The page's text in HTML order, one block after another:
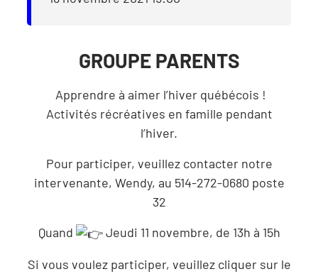
GROUPE PARENTS
Apprendre à aimer l’hiver québécois !
Activités récréatives en famille pendant
l’hiver.
Pour participer, veuillez contacter notre
intervenante, Wendy, au 514-272-0680 poste
32
Quand
Jeudi 11 novembre, de 13h à 15h
Si vous voulez participer, veuillez cliquer sur le